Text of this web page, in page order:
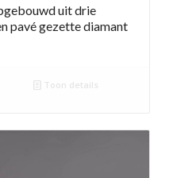
uit drie
pavé gezette diamant
Toon details